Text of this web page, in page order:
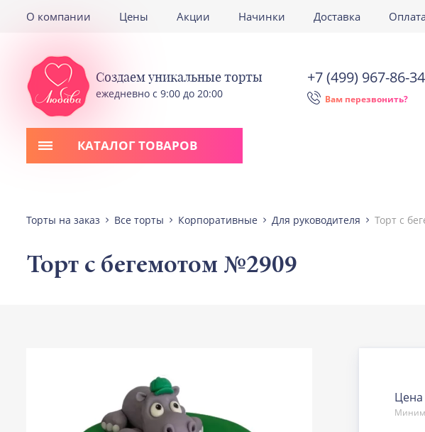
О компании Цены Акции Начинки Доставка
Создаем уникальные торты
ежедневно с 9:00 до 20:00
+7 (499) 967-86-34
Вам перезвонить?
КАТАЛОГ ТОВАРОВ
Торты на заказ Все торты Корпоративные Для руководителя Торт с
Торт с бегемотом №2909
Цена